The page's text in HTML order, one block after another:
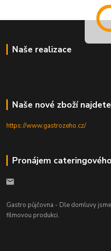
Naše realizace
Naše nové zboží
https://www.gastrozeho.cz/
Pronájem
Gastro půjčovna - Dle domluvy
filmovou produkci.